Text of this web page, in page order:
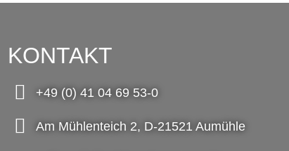
KONTAKT
+49 (0) 41 04 69 53-0
Am Mühlenteich 2, D-21521 Aumühle